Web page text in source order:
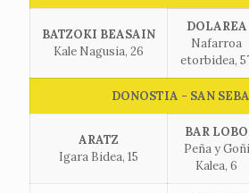
BATZOKI BEASAIN
Kale Nagusia, 26
DOLAREA
Nafarroa
etorbidea,
DONOSTIA - SAN
ARATZ
Igara Bidea, 15
BAR LOBO
Peña y Goñi
Kalea, 6